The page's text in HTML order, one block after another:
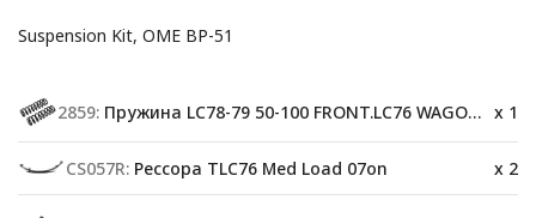
Suspension Kit, OME BP-51
2859: Пружина LC78-79 50-100 FRONT.LC76 WAGON 61-120 kg(F) x 1
CS057R: Рессора TLC76 Med Load 07on x 2